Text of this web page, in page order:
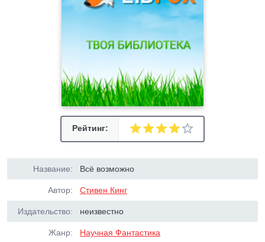
Рейтинг:
Название: Всё возможно
Автор: Стивен Кинг
Издательство: неизвестно
Жанр: Научная Фантастика